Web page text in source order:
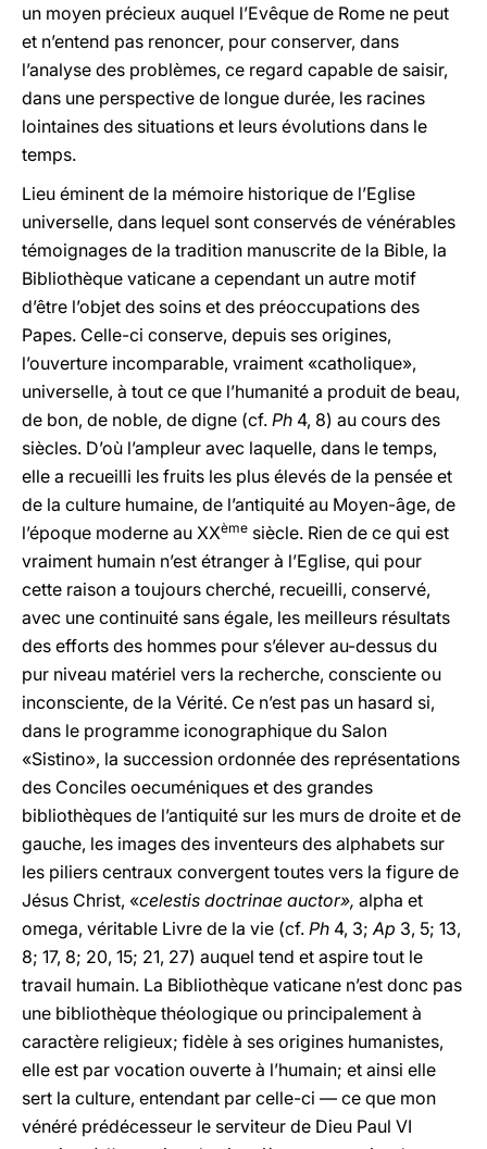
un moyen précieux auquel l’Evêque de Rome ne peut
et n’entend pas renoncer, pour conserver, dans
l’analyse des problèmes, ce regard capable de saisir,
dans une perspective de longue durée, les racines
lointaines des situations et leurs évolutions dans le
temps.
Lieu éminent de la mémoire historique de l’Eglise
universelle, dans lequel sont conservés de vénérables
témoignages de la tradition manuscrite de la Bible, la
Bibliothèque vaticane a cependant un autre motif
d’être l’objet des soins et des préoccupations des
Papes. Celle-ci conserve, depuis ses origines,
l’ouverture incomparable, vraiment «catholique»,
universelle, à tout ce que l’humanité a produit de beau,
de bon, de noble, de digne (cf. Ph 4, 8) au cours des
siècles. D’où l’ampleur avec laquelle, dans le temps,
elle a recueilli les fruits les plus élevés de la pensée et
de la culture humaine, de l’antiquité au Moyen-âge, de
l’époque moderne au XXème siècle. Rien de ce qui est
vraiment humain n’est étranger à l’Eglise, qui pour
cette raison a toujours cherché, recueilli, conservé,
avec une continuité sans égale, les meilleurs résultats
des efforts des hommes pour s’élever au-dessus du
pur niveau matériel vers la recherche, consciente ou
inconsciente, de la Vérité. Ce n’est pas un hasard si,
dans le programme iconographique du Salon
«Sistino», la succession ordonnée des représentations
des Conciles oecuméniques et des grandes
bibliothèques de l’antiquité sur les murs de droite et de
gauche, les images des inventeurs des alphabets sur
les piliers centraux convergent toutes vers la figure de
Jésus Christ, «celestis doctrinae auctor», alpha et
omega, véritable Livre de la vie (cf. Ph 4, 3;Ap 3, 5; 13,
8; 17, 8; 20, 15; 21, 27) auquel tend et aspire tout le
travail humain. La Bibliothèque vaticane n’est donc pas
une bibliothèque théologique ou principalement à
caractère religieux; fidèle à ses origines humanistes,
elle est par vocation ouverte à l’humain; et ainsi elle
sert la culture, entendant par celle-ci — ce que mon
vénéré prédécesseur le serviteur de Dieu Paul VI